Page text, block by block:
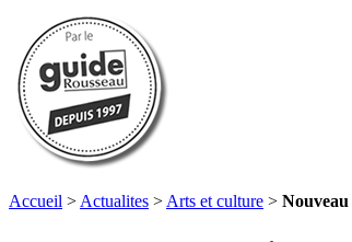
Accueil > Actualites > Arts et culture >